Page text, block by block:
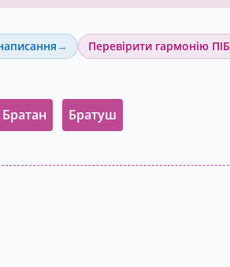
Перевірити гармонію ПІБ
Братан Братуш